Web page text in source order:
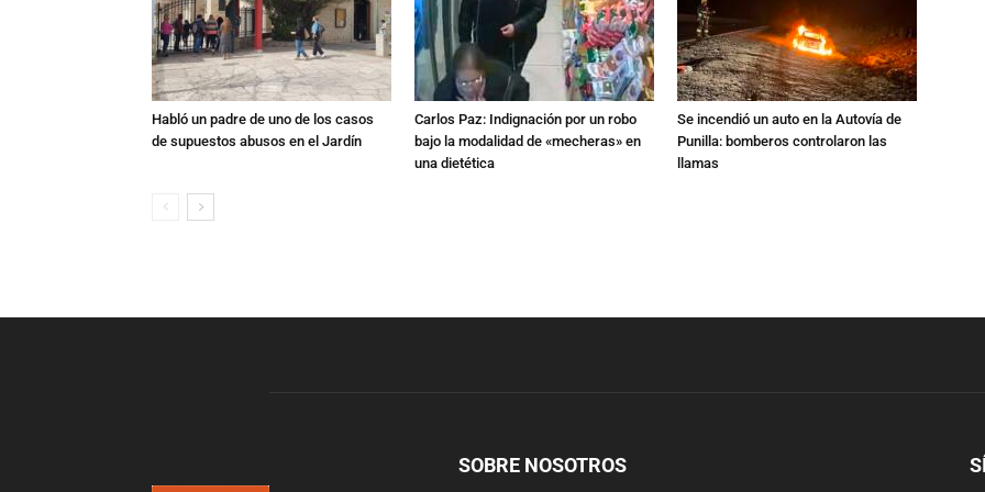
Habló un padre de uno de los casos
de supuestos abusos en el Jardín
Carlos Paz: Indignación por un robo
bajo la modalidad de «mecheras» en
una dietética
Se incendió un auto en la Autovía de
Punilla: bomberos controlaron las
llamas
SOBRE NOSOTROS